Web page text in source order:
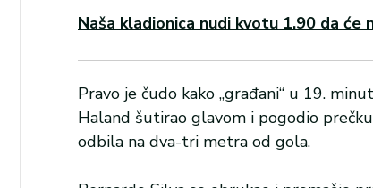
Naša kladionica nudi kvotu 1.90 da
Pravo je čudo kako „građani“ u 19.
Haland šutirao glavom i pogodio
odbila na dva-tri metra od gola.